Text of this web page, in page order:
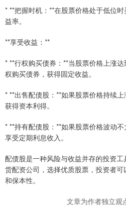
* **把握时机：**在股票价格处于低位
益率。
**享受收益：**
* **行权购买债券：**当股票价格上涨
权购买债券，获得固定收益。
* **出售配债股：**如果股票价格持续
获得资本利得。
* **持有配债股：**如果股票价格波动
享受定期利息收入。
配债股是一种风险与收益并存的投资
货配资公司，选择优质股票，投资者
和保本性。
文章为作者独立观